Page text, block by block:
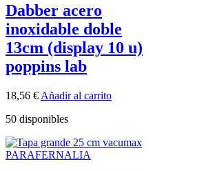
Dabber acero
inoxidable doble
13cm (display 10 u)
poppins lab
18,56 € Añadir al carrito
50 disponibles
PARAFERNALIA